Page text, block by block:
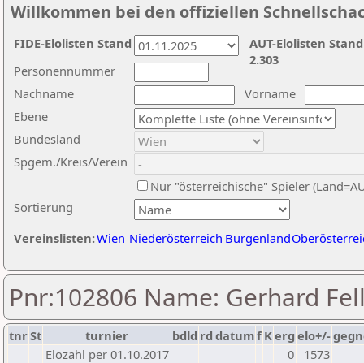
Willkommen bei den offiziellen
Nachname
Vorname
Ebene
Sortierung
Personennummer
Bundesland
Spgem./Kreis/Verein
Nur "österreichische" Spieler
Vereinslisten:Wien Niederösterreich Burgenland
AUT-Elolisten
2.303
FIDE-Elolisten Stand
Pnr:102806 Name: Gerhard
tnrSt turnier bdld rd datumf Kerg elo+/-
Elozahl per 01.10.2017
0
1573